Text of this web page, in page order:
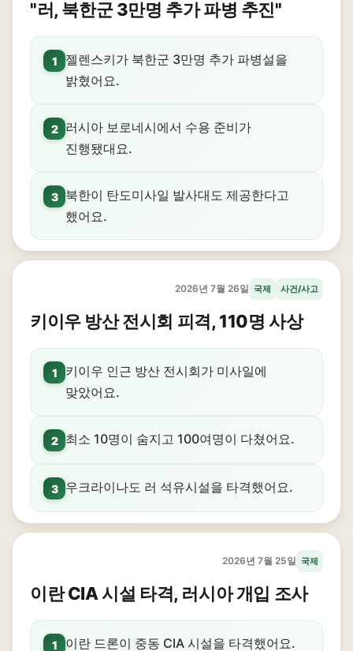
"러, 북한군 3만명 추가 파병 추진"
1
젤렌스키가 북한군 3만명 추가 파병설을
밝혔어요.
2
러시아 보로네시에서 수용 준비가
진행됐대요.
3
북한이 탄도미사일 발사대도 제공한다고
했어요.
2026년 7월 26일 국제 사건/사고
키이우 방산 전시회 피격, 110명 사상
1
키이우 인근 방산 전시회가 미사일에
맞았어요.
2 최소 10명이 숨지고 100여명이 다쳤어요.
3 우크라이나도 러 석유시설을 타격했어요.
2026년 7월 25일 국제
이란 CIA 시설 타격, 러시아 개입 조사
1 이란 드론이 중동 CIA 시설을 타격했어요.